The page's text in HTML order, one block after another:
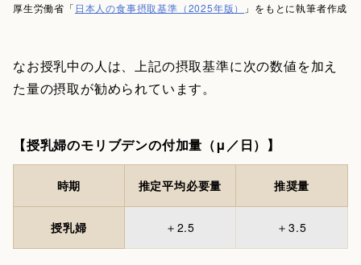
厚生労働省「 日本人の食事摂取基準（2025年版） 」をもとに執筆者作成
なお授乳中の人は、上記の摂取基準に次の数値を加え
た量の摂取が勧められています。
【授乳婦のモリブデンの付加量（μ／日）】
時期 推定平均必要量 推奨量
授乳婦 ＋2.5 ＋3.5